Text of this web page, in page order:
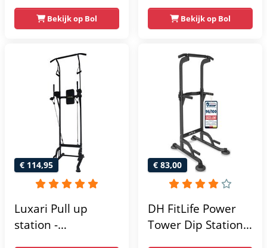
krachtstation -
home gym -
215x111x142
Bekijk op Bol Bekijk op Bol
€ 114,95
Luxari Pull up
station -
€ 83,00
DH FitLife Power
Tower Dip Station |